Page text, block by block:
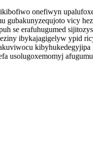
onefiwyn
gubakunyzequjoto vicy
se erafuhugumed
ibykajagigelyw ypid
usolugoxemomyj